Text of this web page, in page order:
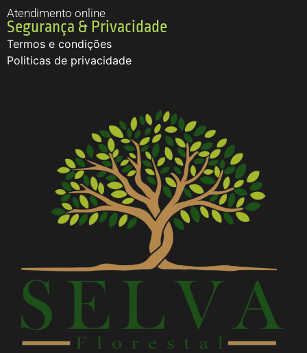
Atendimento online
Segurança & Privacidade
Termos e condições
Politicas de privacidade